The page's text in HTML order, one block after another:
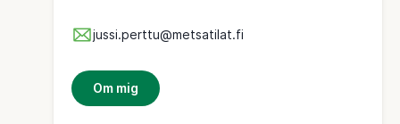
jussi.perttu@metsatilat.fi
Om mig